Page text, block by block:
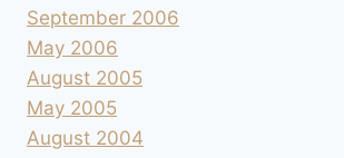
September 2006
May 2006
August 2005
May 2005
August 2004